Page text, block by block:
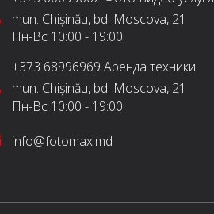
mun. Chișinău, bd. Moscova, 21
Пн-Вс 10:00 - 19:00
+373 68996969 Аренда техники
mun. Chișinău, bd. Moscova, 21
Пн-Вс 10:00 - 19:00
info@fotomax.md